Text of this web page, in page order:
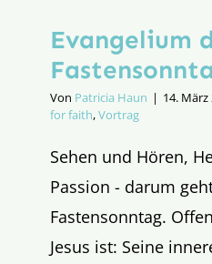
Evangelium
Von Patricia Haun | 14. März
for faith,Vortrag
Sehen und Hören,
Passion - darum
Fastensonntag.
Jesus ist: Seine